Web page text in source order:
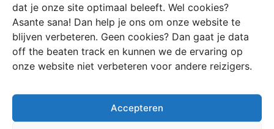
dat je onze site optimaal beleeft. Wel cookies?
Asante sana! Dan help je ons om onze website te
blijven verbeteren. Geen cookies? Dan gaat je data
off the beaten track en kunnen we de ervaring op
onze website niet verbeteren voor andere reizigers.
Accepteren
Wat maakt Lake Nakuru
National Park bijzonder?
Lake Nakuru staat bekend om zijn flamingo-kolonies en is
leeuwen en giraffen te spotten.